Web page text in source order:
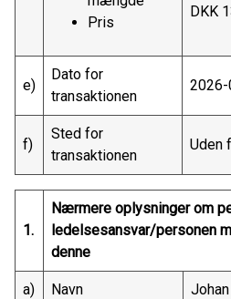
Pris
DKK
e)
Dato for
transaktionen
2026-
f)
Sted for
transaktionen
Uden
1.
Nærmere oplysninger om
ledelsesansvar/personen
denne
a) Navn